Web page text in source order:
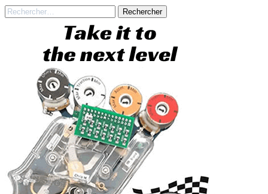
Rechercher :